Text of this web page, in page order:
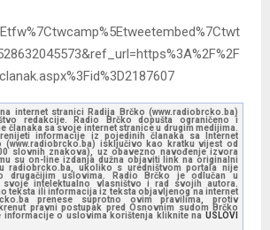
internet stranici Radija Brčko (www.radiobrcko.ba)
redakcije. Radio Brčko dopušta ograničeno i
članaka sa svoje internet stranice u drugim medijima.
informacije iz pojedinih članaka sa Internet
(www.radiobrcko.ba) isključivo kao kratku vijest od
slovnih znakova), uz obavezno navođenje izvora
su on-line izdanja dužna objaviti link na originalni
radiobrcko.ba, ukoliko s uredništvom portala nije
drugačijim uslovima. Radio Brčko je odlučan u
intelektualno vlasništvo i rad svojih autora.
teksta ili informacija iz teksta objavljenog na internet
prenese suprotno ovim pravilima, protiv
pravni postupak pred Osnovnim sudom Brčko
informacije o uslovima korištenja kliknite na USLOVI